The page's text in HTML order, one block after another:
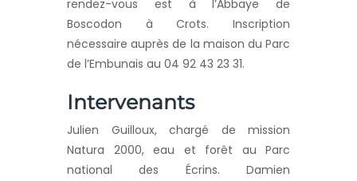
rendez-vous est à l’Abbaye de
Boscodon à Crots. Inscription
nécessaire auprès de la maison du Parc
de l’Embunais au 04 92 43 23 31.
Intervenants
Julien Guilloux, chargé de mission
Natura 2000, eau et forêt au Parc
national des Écrins. Damien